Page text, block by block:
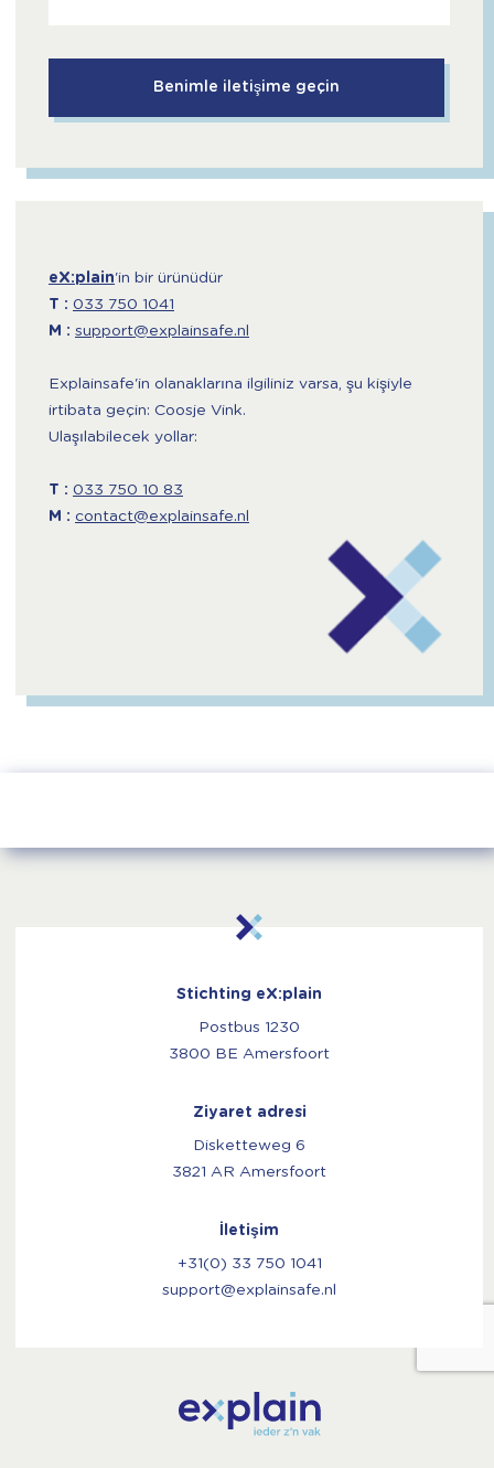
eX:plain'in bir ürünüdür
T : 033 750 1041
M : support@explainsafe.nl
Explainsafe'in olanaklarına ilgiliniz varsa, şu kişiyle
irtibata geçin: Coosje Vink.
Ulaşılabilecek yollar:
T : 033 750 10 83
M : contact@explainsafe.nl
Stichting eX:plain
Postbus 1230
3800 BE Amersfoort
Ziyaret adresi
Disketteweg 6
3821 AR Amersfoort
İletişim
+31(0) 33 750 1041
support@explainsafe.nl